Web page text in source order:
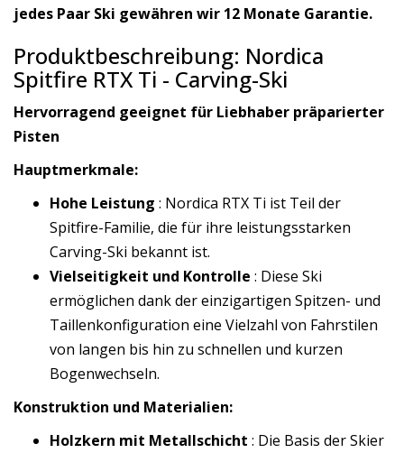
jedes Paar Ski gewähren wir 12 Monate Garantie.
Produktbeschreibung: Nordica
Spitfire RTX Ti - Carving-Ski
Hervorragend geeignet für Liebhaber präparierter
Pisten
Hauptmerkmale:
Hohe Leistung : Nordica RTX Ti ist Teil der
Spitfire-Familie, die für ihre leistungsstarken
Carving-Ski bekannt ist.
Vielseitigkeit und Kontrolle : Diese Ski
ermöglichen dank der einzigartigen Spitzen- und
Taillenkonfiguration eine Vielzahl von Fahrstilen
von langen bis hin zu schnellen und kurzen
Bogenwechseln.
Konstruktion und Materialien:
Holzkern mit Metallschicht : Die Basis der Skier